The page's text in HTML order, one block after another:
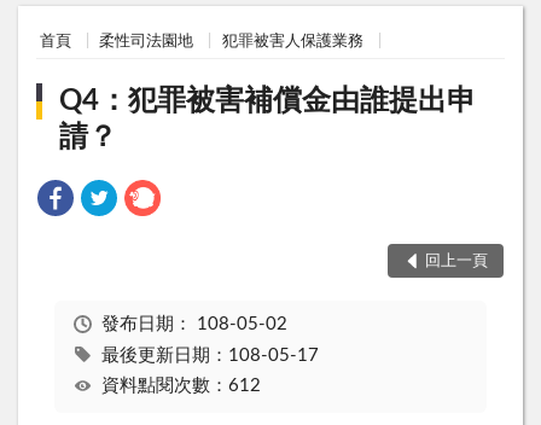
首頁 柔性司法園地 犯罪被害人保護業務
Q4：犯罪被害補償金由誰提出申
請？
回上一頁
發布日期： 108-05-02
最後更新日期：108-05-17
資料點閱次數：612